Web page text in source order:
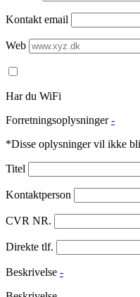
Kontakt email
Web
Har du WiFi
Forretningsoplysninger -
*Disse oplysninger vil ikke
Titel
Kontaktperson
CVR NR.
Direkte tlf.
Beskrivelse -